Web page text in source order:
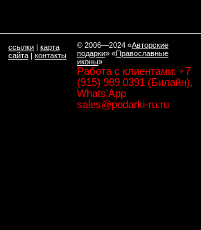
ссылки | карта
сайта | контакты
© 2006—2024 «Авторские
подарки» «Православные
иконы»
Работа с клиентами: +7
(915) 989 0391 (Билайн),
Whats'App
sales@podarki-ru.ru